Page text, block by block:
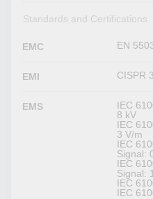
Standards and Certifications
EMC EN
EMI CISPR
EMS
IEC
8 kV
IEC
3 V/m
IEC
Signal:
IEC
Signal:
IEC
IEC